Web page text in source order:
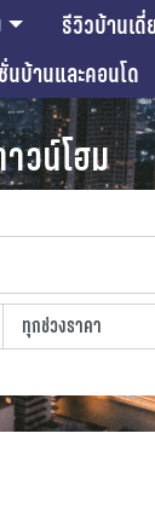
รีวิวบ้านเดี่
นบ้านและคอนโด
วน์โฮม
ทุกช่วงราคา